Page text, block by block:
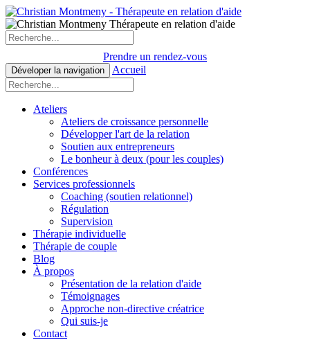
Prendre un rendez-vous
Déveloper la navigation Accueil
Ateliers
Ateliers de croissance personnelle
Développer l'art de la relation
Soutien aux entrepreneurs
Le bonheur à deux (pour les couples)
Conférences
Services professionnels
Coaching (soutien relationnel)
Régulation
Supervision
Thérapie individuelle
Thérapie de couple
Blog
À propos
Présentation de la relation d'aide
Témoignages
Approche non-directive créatrice
Qui suis-je
Contact